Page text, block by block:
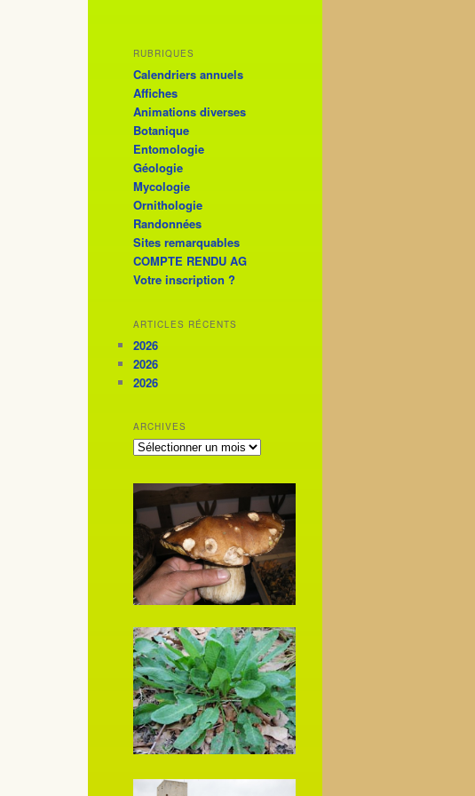
RUBRIQUES
Calendriers annuels
Affiches
Animations diverses
Botanique
Entomologie
Géologie
Mycologie
Ornithologie
Randonnées
Sites remarquables
COMPTE RENDU AG
Votre inscription ?
ARTICLES RÉCENTS
2026
2026
2026
ARCHIVES
ARCHIVES